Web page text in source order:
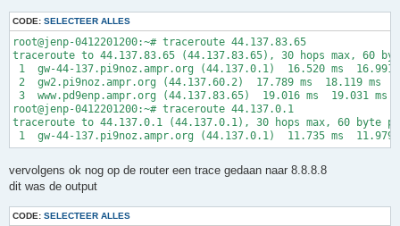
CODE: SELECTEER ALLES
root@jenp-0412201200:~# traceroute 44.137.83.65
traceroute to 44.137.83.65 (44.137.83.65), 30 hops max, 60
1  gw-44-137.pi9noz.ampr.org (44.137.0.1)  16.520 ms  16.991
2  gw2.pi9noz.ampr.org (44.137.60.2)  17.789 ms  18.119 ms
3  www.pd9enp.ampr.org (44.137.83.65)  19.016 ms  19.031 ms
root@jenp-0412201200:~# traceroute 44.137.0.1
traceroute to 44.137.0.1 (44.137.0.1), 30 hops max, 60 byte
vervolgens ok nog op de router een trace gedaan naar 8.8.8.8
dit was de output
CODE: SELECTEER ALLES